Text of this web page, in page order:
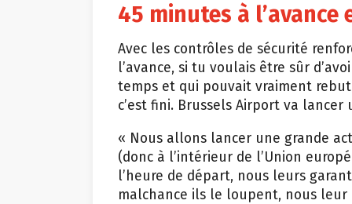
45 minutes à
Avec les contrôles de sécurité
l’avance, si tu voulais être sûr
temps et qui pouvait vraiment
c’est fini. Brussels Airport va
« Nous allons lancer une grande
(donc à l’intérieur de l’Union
l’heure de départ, nous leurs
malchance ils le loupent, nous